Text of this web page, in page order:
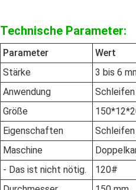
Technische Parameter:
Parameter
Wert
Stärke
3 bis 6
Anwendung
Schleifen
Größe
Eigenschaften
Schleifen
Maschine
- Das ist nicht nötig.
120#